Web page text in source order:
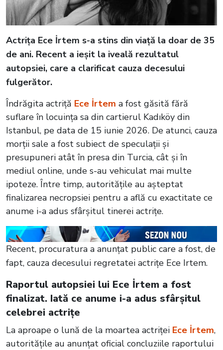
Actrița Ece İrtem s-a stins din viață la doar de 35
de ani. Recent a ieșit la iveală rezultatul
autopsiei, care a clarificat cauza decesului
fulgerător.
Îndrăgita actriță Ece İrtem a fost găsită fără
suflare în locuința sa din cartierul Kadıköy din
Istanbul, pe data de 15 iunie 2026. De atunci, cauza
morții sale a fost subiect de speculații și
presupuneri atât în presa din Turcia, cât și în
mediul online, unde s-au vehiculat mai multe
ipoteze. Între timp, autoritățile au așteptat
finalizarea necropsiei pentru a află cu exactitate ce
anume i-a adus sfârșitul tinerei actrițe.
Recent, procuratura a anunțat public care a fost, de
fapt, cauza decesului regretatei actrițe Ece Irtem.
Raportul autopsiei lui Ece İrtem a fost
finalizat. Iată ce anume i-a adus sfârșitul
celebrei actrițe
La aproape o lună de la moartea actriței Ece İrtem,
autoritățile au anunțat oficial concluziile raportului